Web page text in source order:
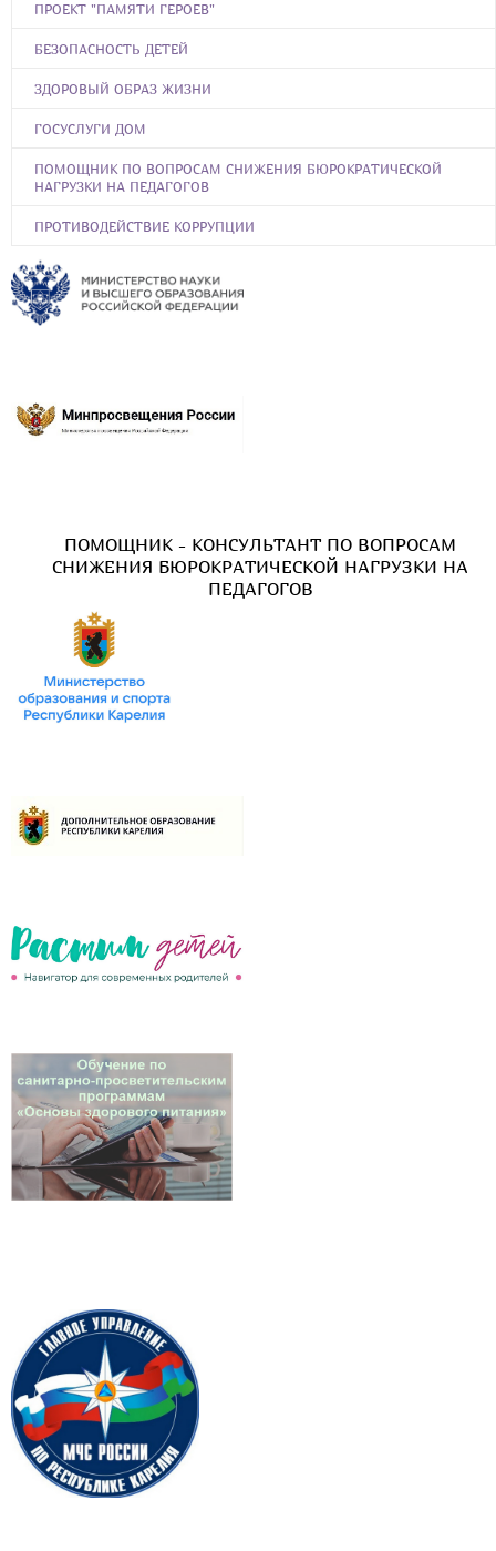
ПРОЕКТ "ПАМЯТИ ГЕРОЕВ"
БЕЗОПАСНОСТЬ ДЕТЕЙ
ЗДОРОВЫЙ ОБРАЗ ЖИЗНИ
ГОСУСЛУГИ ДОМ
ПОМОЩНИК ПО ВОПРОСАМ СНИЖЕНИЯ БЮРОКРАТИЧЕСКОЙ
НАГРУЗКИ НА ПЕДАГОГОВ
ПРОТИВОДЕЙСТВИЕ КОРРУПЦИИ
ПОМОЩНИК - КОНСУЛЬТАНТ ПО ВОПРОСАМ
СНИЖЕНИЯ БЮРОКРАТИЧЕСКОЙ НАГРУЗКИ НА
ПЕДАГОГОВ